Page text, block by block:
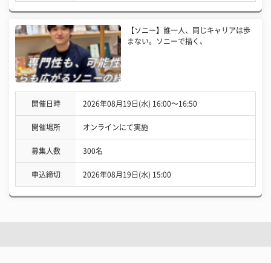
【ソニー】誰一人、同じキャリアは歩
まない。ソニーで描く、
開催日時 2026年08月19日(水) 16:00〜16:50
開催場所 オンラインにて実施
募集人数 300名
申込締切 2026年08月19日(水) 15:00